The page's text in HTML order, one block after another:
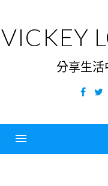
content
VICKEY
分享生